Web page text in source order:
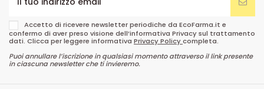
Accetto di ricevere newsletter periodiche da EcoFarma.it e
confermo di aver preso visione dell’informativa Privacy sul trattamento
dati. Clicca per leggere informativa Privacy Policycompleta.
Puoi annullare l’iscrizione in qualsiasi momento attraverso il link presente
in ciascuna newsletter che ti invieremo.